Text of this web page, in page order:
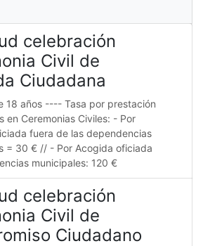
celebración
Civil de
Ciudadana
18 años ---- Tasa por prestación
en Ceremonias Civiles: - Por
fuera de las dependencias
= 30 € // - Por Acogida oficiada
municipales: 120 €
celebración
Civil de
Ciudadano